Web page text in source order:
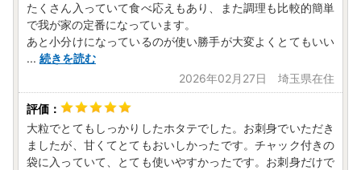
たくさん入っていて食べ応えもあり、また調理も比較的簡単
で我が家の定番になっています。
あと小分けになっているのが使い勝手が大変よくとてもいい
... 続きを読む
2026年02月27日 埼玉県在住
大粒でとてもしっかりしたホタテでした。お刺身でいただき
ましたが、甘くてとてもおいしかったです。チャック付きの
袋に入っていて、とても使いやすかったです。お刺身だけで